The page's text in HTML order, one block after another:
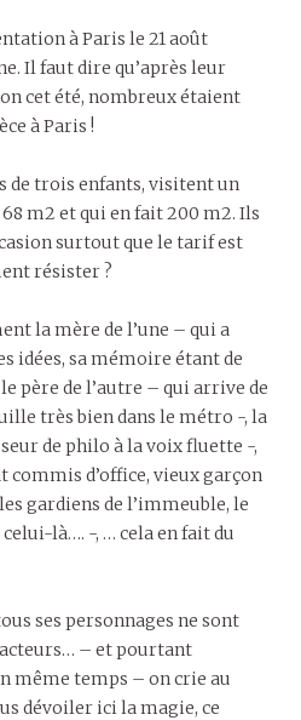
à Paris le 21 août
Il faut dire qu’après leur
cet été, nombreux étaient
à Paris !
de trois enfants, visitent un
m2 et qui en fait 200 m2. Ils
surtout que le tarif est
résister ?
la mère de l’une – qui a
idées, sa mémoire étant de
père de l’autre – qui arrive de
très bien dans le métro -, la
de philo à la voix fluette -,
commis d’office, vieux garçon
gardiens de l’immeuble, le
là…. -, … cela en fait du
ses personnages ne sont
– et pourtant
même temps – on crie au
dévoiler ici la magie, ce